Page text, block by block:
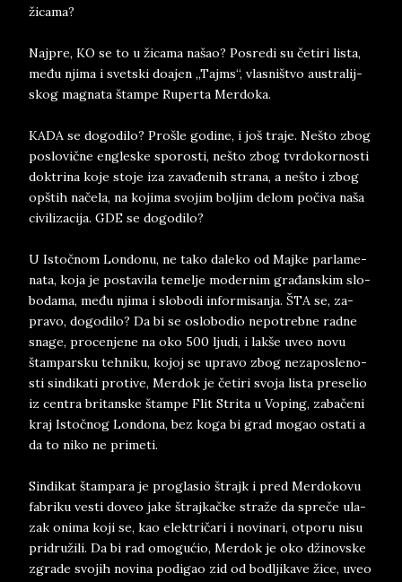
žica­ma?
Naj­pre, KO se to u žica­ma našao? Po­sre­di su četi­ri li­sta,
među nji­ma i svet­ski do­a­jen „Taj­ms“, vla­sništvo au­stra­lij­
skog mag­na­ta štam­pe Ru­per­ta Mer­do­ka.
KADA se do­go­di­lo? Pro­šle go­di­ne, i još tra­je. Nešto zbog
po­slo­vične eng­le­ske spo­ro­sti, nešto zbog tvr­do­kor­no­sti
dok­tri­na koje sto­je iza zavađenih stra­na, a nešto i zbog
opštih načela, na ko­ji­ma svo­jim boljim de­lom počiva naša
ci­vi­li­za­ci­ja. GDE se do­go­di­lo?
U Istočnom Lon­do­nu, ne tako da­le­ko od Maj­ke par­la­me­
na­ta, koja je po­sta­vi­la te­me­lje mo­der­nim gra­đan­skim sl­o­
bo­da­ma, među nji­ma i slo­bo­di in­for­mi­san­ja. ŠTA se, za­
pra­vo, do­go­di­lo? Da bi se oslo­bo­dio ne­po­treb­ne rad­ne
sna­ge, pro­cen­je­ne na oko 500 lju­di, i lakše uveo novu
štam­par­sku teh­ni­ku, ko­joj se upra­vo zbog ne­za­po­sle­no­
sti sin­di­ka­ti pro­ti­ve, Mer­dok je četi­ri svo­ja li­sta pre­se­lio
iz cen­tra bri­tan­ske štam­pe Flit Stri­ta u Vo­ping, zabačeni
kraj Istočnog Lon­dona, bez koga bi grad mo­gao osta­ti a
da to niko ne pri­me­ti.
Sin­di­kat štam­pa­ra ­je pro­gla­sio štrajk i pred Mer­doko­vu
fa­bri­ku ve­sti do­veo jake štraj­ka­čke straže da spreče ula­
zak oni­ma koji se, kao elek­tričari i no­vi­na­ri, ot­po­ru nisu
pri­družili. Da bi rad omo­gućio, Mer­dok je oko džinov­ske
zgra­de svo­jih no­vi­na po­di­gao zid od bo­dlji­ka­ve žice, uveo